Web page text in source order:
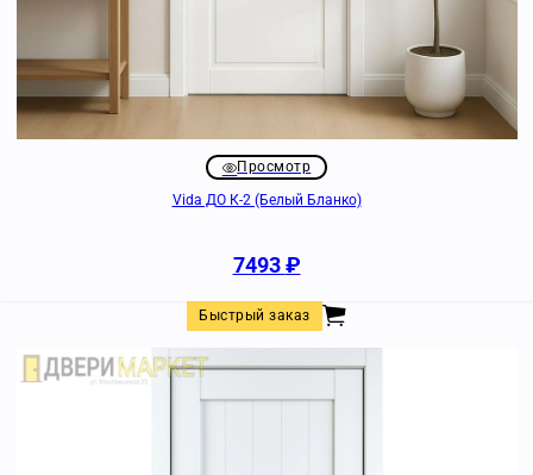
Просмотр
Vida ДО К-2 (Белый Бланко)
7493₽
Быстрый заказ